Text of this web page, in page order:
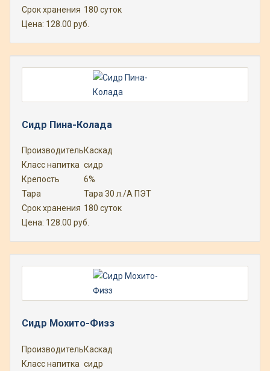
Срок хранения 180 суток
Цена: 128.00 руб.
Сидр Пина-Колада
ПроизводительКаскад
Класс напитка сидр
Крепость
6%
Тара
Тара 30 л./А ПЭТ
Срок хранения 180 суток
Цена: 128.00 руб.
Сидр Мохито-Физз
ПроизводительКаскад
Класс напитка сидр